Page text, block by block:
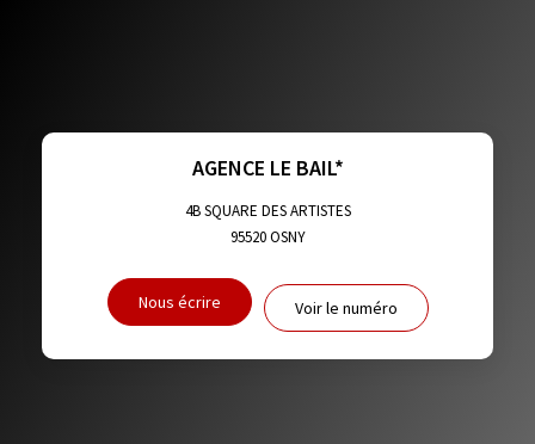
DISTANCE DE L'AÉROPORT : SUPERFICIE :
RESTAURANTS ET CAFÉS COMMERCES
AGENCE LE BAIL*
4B SQUARE DES ARTISTES
95520OSNY
Nous écrire Voir le numéro